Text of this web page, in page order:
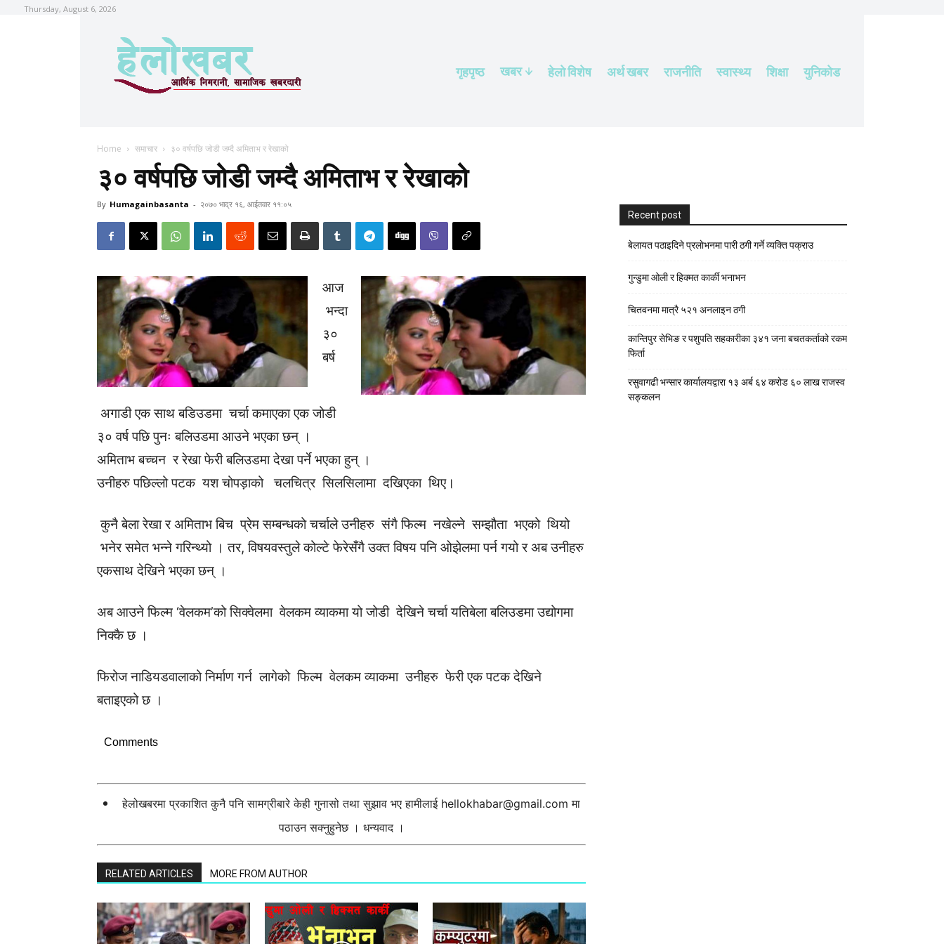
Thursday, August 6, 2026
गृहपृष्ठ खबर हेलाे विशेष अर्थ खबर राजनीति स्वास्थ्य शिक्षा युनिकोड
Home समाचार ३० वर्षपछि जोडी जम्दै अमिताभ र रेखाको
३० वर्षपछि जोडी जम्दै अमिताभ र रेखाको
By Humagainbasanta - २०७० भाद्र १६, आईतवार ११:०५
आज
भन्दा
३०
बर्ष
अगाडी एक साथ बडिउडमा चर्चा कमाएका एक जोडी
३० वर्ष पछि पुनः बलिउडमा आउने भएका छन् ।
अमिताभ बच्चन र रेखा फेरी बलिउडमा देखा पर्ने भएका हुन् ।
उनीहरु पछिल्लो पटक यश चोपड़ाको चलचित्र सिलसिलामा दखिएका थिए।
कुनै बेला रेखा र अमिताभ बिच प्रेम सम्बन्धको चर्चाले उनीहरु संगै फिल्म नखेल्ने सम्झौता भएको थियो
भनेर समेत भन्ने गरिन्थ्यो । तर, विषयवस्तुले कोल्टे फेरेसँगै उक्त विषय पनि ओझेलमा पर्न गयो र अब उनीहरु
एकसाथ देखिने भएका छन् ।
अब आउने फिल्म ‘वेलकम’को सिक्वेलमा वेलकम व्याकमा यो जोडी देखिने चर्चा यतिबेला बलिउडमा उद्योगमा
निक्कै छ ।
फिरोज नाडियडवालाको निर्माण गर्न लागेको फिल्म वेलकम व्याकमा उनीहरु फेरी एक पटक देखिने
बताइएको छ ।
Comments
हेलोखबरमा प्रकाशित कुनै पनि सामग्रीबारे केही गुनासो तथा सुझाव भए हामीलाई hellokhabar@gmail.com मा
पठाउन सक्नुहुनेछ । धन्यवाद ।
RELATED ARTICLES MORE FROM AUTHOR
Recent post
बेलायत पठाइदिने प्रलाेभनमा पारी ठगी गर्ने व्यक्ति पक्राउ
गुन्डुमा ओली र हिक्मत कार्की भनाभन
चितवनमा मात्रै ५२१ अनलाइन ठगी
कान्तिपुर सेभिङ र पशुपति सहकारीका ३४१ जना बचतकर्ताको रकम
फिर्ता
रसुवागढी भन्सार कार्यालयद्वारा १३ अर्ब ६४ करोड ६० लाख राजस्व
सङ्कलन